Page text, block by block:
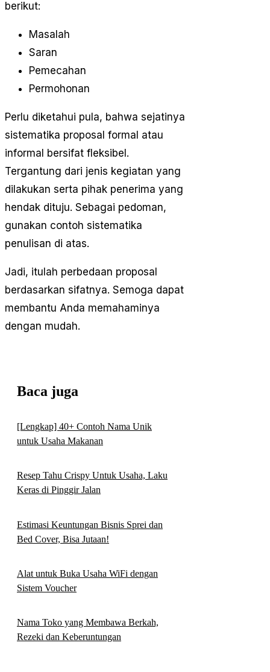
berikut:
Masalah
Saran
Pemecahan
Permohonan
Perlu diketahui pula, bahwa sejatinya
sistematika proposal formal atau
informal bersifat fleksibel.
Tergantung dari jenis kegiatan yang
dilakukan serta pihak penerima yang
hendak dituju. Sebagai pedoman,
gunakan contoh sistematika
penulisan di atas.
Jadi, itulah perbedaan proposal
berdasarkan sifatnya. Semoga dapat
membantu Anda memahaminya
dengan mudah.
Baca juga
[Lengkap] 40+ Contoh Nama Unik
untuk Usaha Makanan
Resep Tahu Crispy Untuk Usaha, Laku
Keras di Pinggir Jalan
Estimasi Keuntungan Bisnis Sprei dan
Bed Cover, Bisa Jutaan!
Alat untuk Buka Usaha WiFi dengan
Sistem Voucher
Nama Toko yang Membawa Berkah,
Rezeki dan Keberuntungan